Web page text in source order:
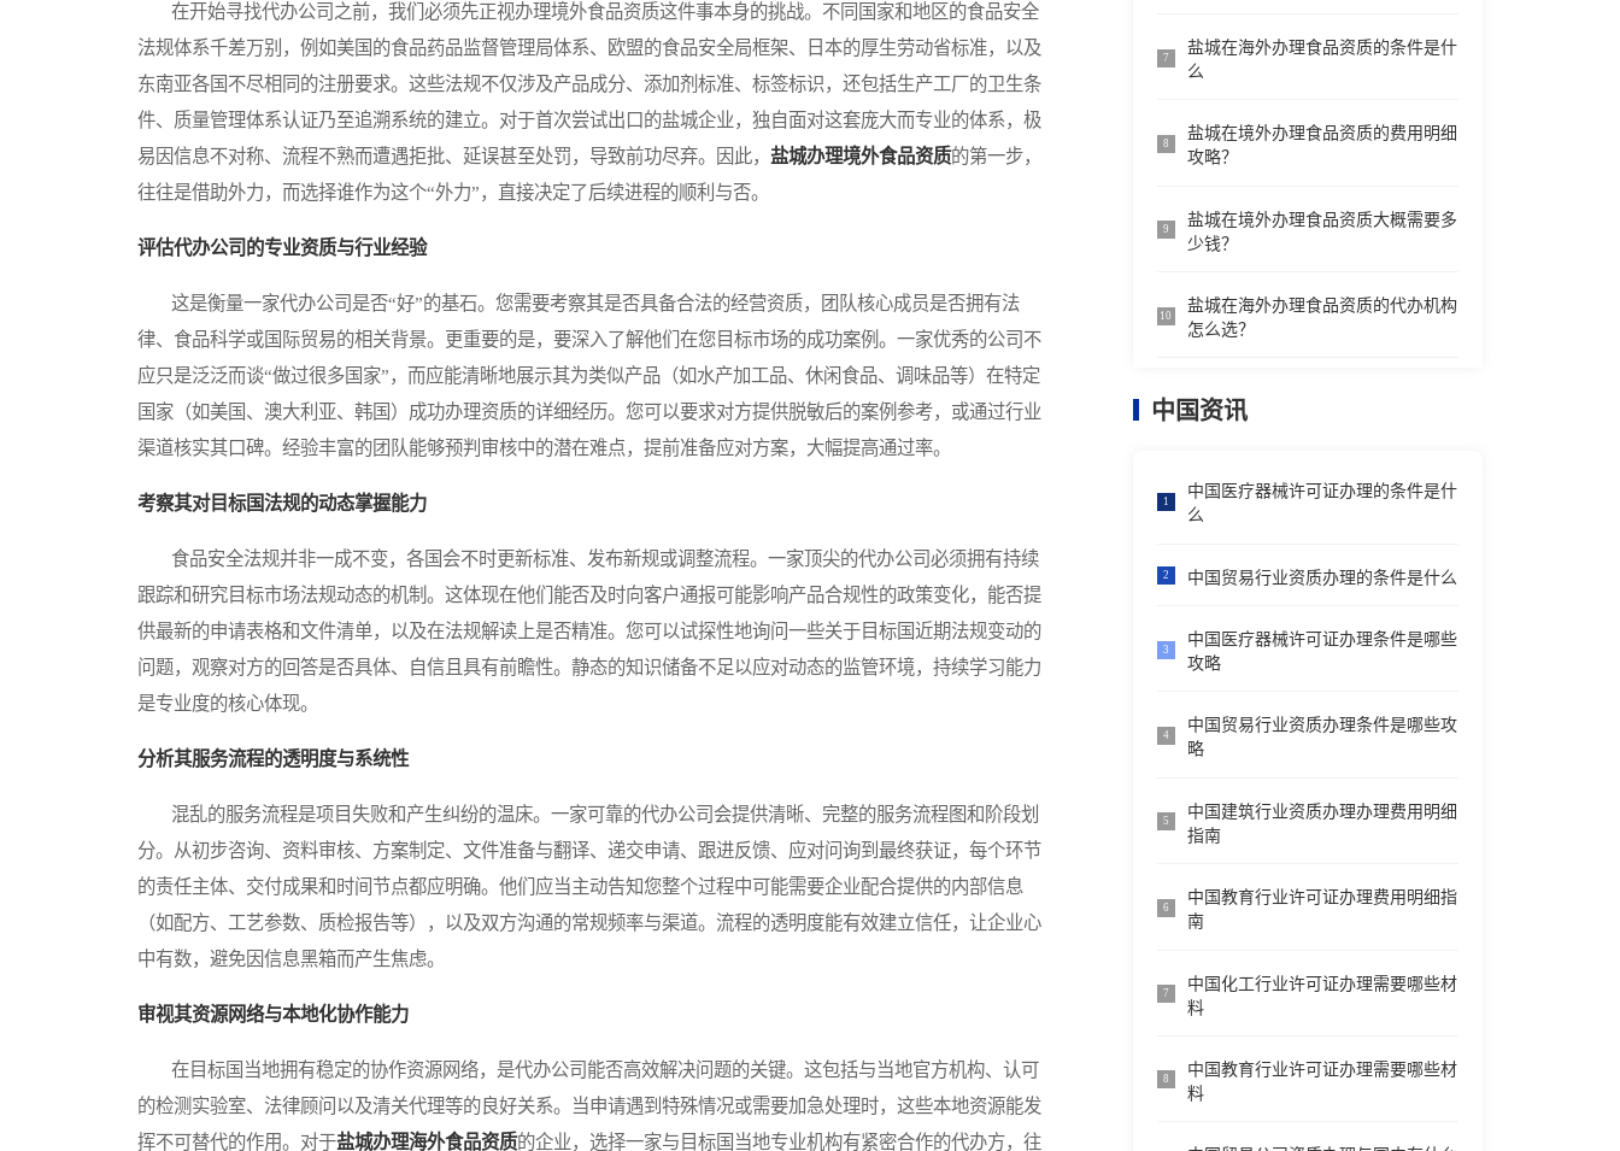
在开始寻找代办公司之前，我们必须先正视办理境外食品资质这件事本身的挑战。不同国家和地区的食品安全
法规体系千差万别，例如美国的食品药品监督管理局体系、欧盟的食品安全局框架、日本的厚生劳动省标准，以及
东南亚各国不尽相同的注册要求。这些法规不仅涉及产品成分、添加剂标准、标签标识，还包括生产工厂的卫生条
件、质量管理体系认证乃至追溯系统的建立。对于首次尝试出口的盐城企业，独自面对这套庞大而专业的体系，极
易因信息不对称、流程不熟而遭遇拒批、延误甚至处罚，导致前功尽弃。因此， 盐城办理境外食品资质的第一步，
往往是借助外力，而选择谁作为这个“外力”，直接决定了后续进程的顺利与否。
评估代办公司的专业资质与行业经验
这是衡量一家代办公司是否“好”的基石。您需要考察其是否具备合法的经营资质，团队核心成员是否拥有法
律、食品科学或国际贸易的相关背景。更重要的是，要深入了解他们在您目标市场的成功案例。一家优秀的公司不
应只是泛泛而谈“做过很多国家”，而应能清晰地展示其为类似产品（如水产加工品、休闲食品、调味品等）在特定
国家（如美国、澳大利亚、韩国）成功办理资质的详细经历。您可以要求对方提供脱敏后的案例参考，或通过行业
渠道核实其口碑。经验丰富的团队能够预判审核中的潜在难点，提前准备应对方案，大幅提高通过率。
考察其对目标国法规的动态掌握能力
食品安全法规并非一成不变，各国会不时更新标准、发布新规或调整流程。一家顶尖的代办公司必须拥有持续
跟踪和研究目标市场法规动态的机制。这体现在他们能否及时向客户通报可能影响产品合规性的政策变化，能否提
供最新的申请表格和文件清单，以及在法规解读上是否精准。您可以试探性地询问一些关于目标国近期法规变动的
问题，观察对方的回答是否具体、自信且具有前瞻性。静态的知识储备不足以应对动态的监管环境，持续学习能力
是专业度的核心体现。
分析其服务流程的透明度与系统性
混乱的服务流程是项目失败和产生纠纷的温床。一家可靠的代办公司会提供清晰、完整的服务流程图和阶段划
分。从初步咨询、资料审核、方案制定、文件准备与翻译、递交申请、跟进反馈、应对问询到最终获证，每个环节
的责任主体、交付成果和时间节点都应明确。他们应当主动告知您整个过程中可能需要企业配合提供的内部信息
（如配方、工艺参数、质检报告等），以及双方沟通的常规频率与渠道。流程的透明度能有效建立信任，让企业心
中有数，避免因信息黑箱而产生焦虑。
审视其资源网络与本地化协作能力
在目标国当地拥有稳定的协作资源网络，是代办公司能否高效解决问题的关键。这包括与当地官方机构、认可
的检测实验室、法律顾问以及清关代理等的良好关系。当申请遇到特殊情况或需要加急处理时，这些本地资源能发
挥不可替代的作用。对于盐城办理海外食品资质的企业，选择一家与目标国当地专业机构有紧密合作的代办方，往
7
盐城在海外办理食品资质的条件是什
么
8
盐城在境外办理食品资质的费用明细
攻略？
9
盐城在境外办理食品资质大概需要多
少钱？
10
盐城在海外办理食品资质的代办机构
怎么选？
中国资讯
1
中国医疗器械许可证办理的条件是什
么
2 中国贸易行业资质办理的条件是什么
3
中国医疗器械许可证办理条件是哪些
攻略
4
中国贸易行业资质办理条件是哪些攻
略
5
中国建筑行业资质办理办理费用明细
指南
6
中国教育行业许可证办理费用明细指
南
7
中国化工行业许可证办理需要哪些材
料
8
中国教育行业许可证办理需要哪些材
料